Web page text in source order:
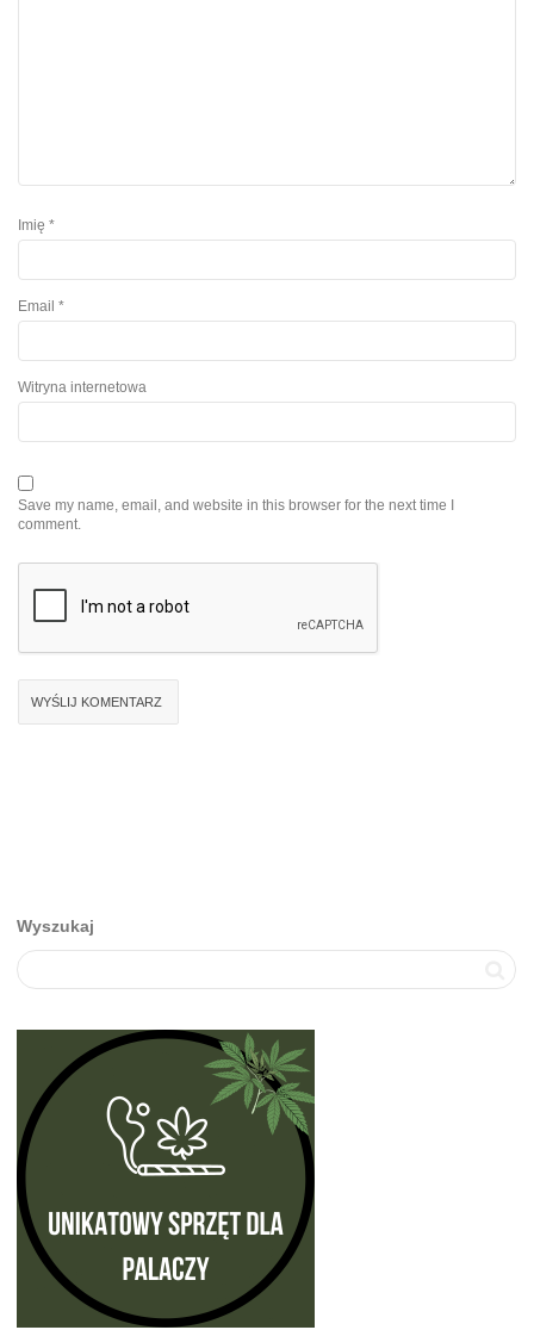
Imię *
Email *
Witryna internetowa
Save my name, email, and website in this browser for the next time I
comment.
Wyszukaj